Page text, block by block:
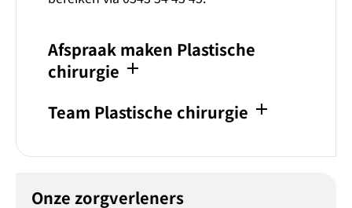
Afspraak maken Plastische
chirurgie add
Team Plastische chirurgie add
Onze zorgverleners